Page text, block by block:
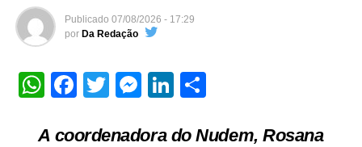
Publicado 07/08/2026 - 17:29
por Da Redação
WhatsApp
Facebook
TwitterMessenger
LinkedIn
A coordenadora do Nudem, Rosana